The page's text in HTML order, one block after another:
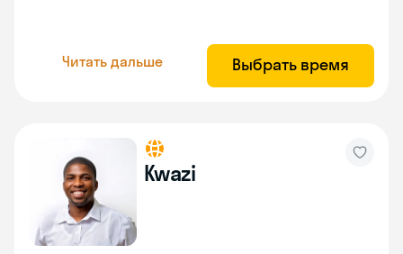
Читать дальше Выбрать время
Kwazi